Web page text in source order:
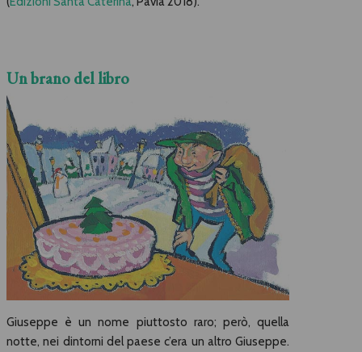
Un brano del libro
Giuseppe è un nome piuttosto raro; però, quella
notte, nei dintorni del paese c’era un altro Giuseppe.